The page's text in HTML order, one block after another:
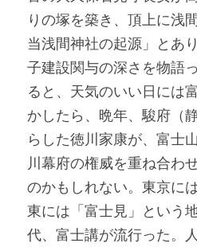
りの塚を築き、頂上に浅
当浅間神社の起源」とあ
子建設関与の深さを物語
ると、天気のいい日には
かしたら、晩年、駿府（
らした徳川家康が、富士
川幕府の権威を重ね合わ
のかもしれない。東京に
東には「富士見」という
代、富士講が流行った。